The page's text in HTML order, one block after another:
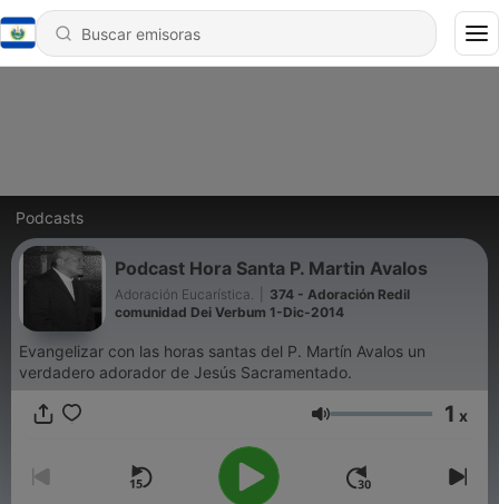
Podcasts
Podcast Hora Santa P. Martin Avalos
Adoración Eucarística.
374 - Adoración Redil
comunidad Dei Verbum 1-Dic-2014
Evangelizar con las horas santas del P. Martín Avalos un
verdadero adorador de Jesús Sacramentado.
Volumen 1 x